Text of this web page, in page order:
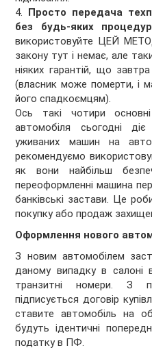
4. Просто передача
без будь-яких
використовуйте ЦЕЙ
закону тут і немає, але
ніяких гарантій, що
(власник може померти, і
його спадкоємцям).
Ось такі чотири
автомобіля сьогодні
уживаних машин на
рекомендуємо
як вони найбільш
переоформленні машина
банківські застави. Це
покупку або продаж
Оформлення нового
З новим автомобілем
даному випадку в салоні
транзитні номери. З
підписується договір
ставите автомобіль на
будуть ідентичні
податку в ПФ.